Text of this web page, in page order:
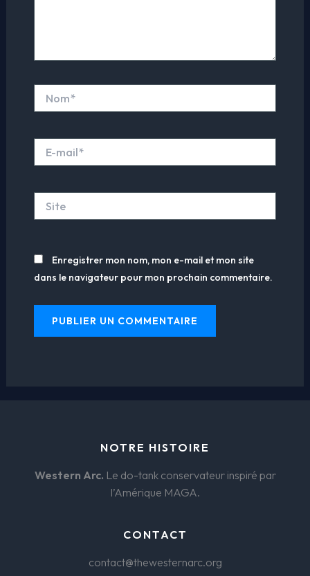
mail*
Enregistrer mon nom, mon e-mail et mon site
dans le navigateur pour mon prochain commentaire.
NOTRE HISTOIRE
Western Arc. Le do-tank conservateur inspiré par
l’Amérique MAGA.
CONTACT
contact@thewesternarc.org